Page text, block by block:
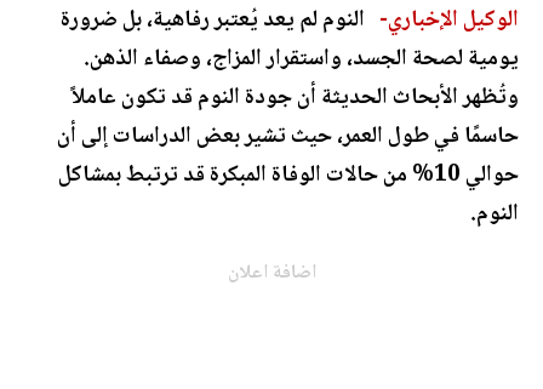
الوكيل الإخباري- النوم لم يعد يُعتبر رفاهية، بل ضرورة
يومية لصحة الجسد، واستقرار المزاج، وصفاء الذهن.
وتُظهر الأبحاث الحديثة أن جودة النوم قد تكون عاملاً
حاسمًا في طول العمر، حيث تشير بعض الدراسات إلى أن
حوالي 10% من حالات الوفاة المبكرة قد ترتبط بمشاكل
النوم.
اضافة اعلان